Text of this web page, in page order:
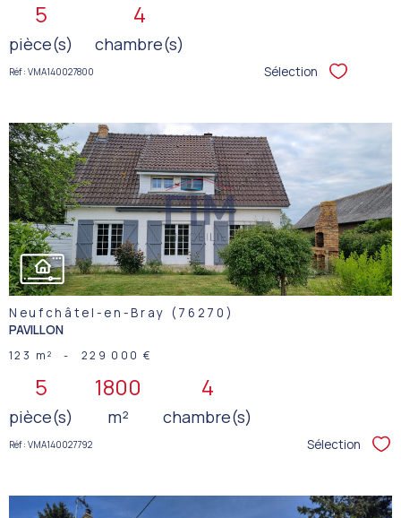
5
pièce(s)
4
chambre(s)
Réf : VMA140027800 Sélection Sélectionner
VOIR LE
BIEN
Neufchâtel-en-Bray (76270)
PAVILLON
123 m² - 229 000 €
5
pièce(s)
1800
m²
4
chambre(s)
Réf : VMA140027792 Sélection